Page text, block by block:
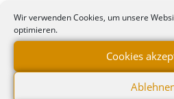
Wir verwenden Cookies, um unsere
optimieren.
Cookies
Inteqmed-Artikel-Nr. N100 009-
Inteqmed-Artikel-Nr. N100 009-